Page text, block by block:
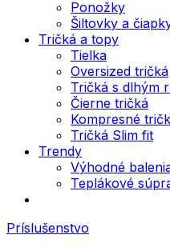
Ponožky
Šiltovky a
Tričká a topy
Tielka
Oversized tričká
Tričká s dlhým
Čierne tričká
Kompresné
Tričká Slim fit
Trendy
Výhodné
Teplákové
Príslušenstvo